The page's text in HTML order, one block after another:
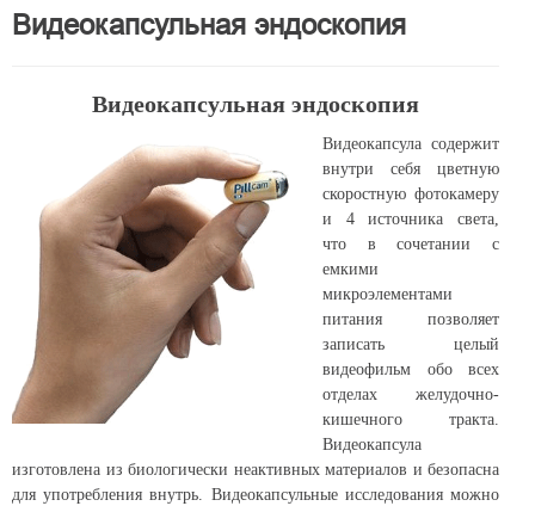
Видеокапсульная эндоскопия
Видеокапсульная эндоскопия
Видеокапсула содержит
внутри себя цветную
скоростную фотокамеру
и 4 источника света,
что в сочетании с
емкими
микроэлементами
питания позволяет
записать целый
видеофильм обо всех
отделах желудочно-
кишечного тракта.
Видеокапсула
изготовлена из биологически неактивных материалов и безопасна
для употребления внутрь. Видеокапсульные исследования можно